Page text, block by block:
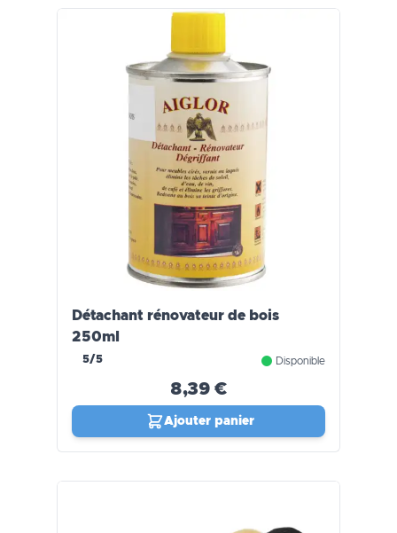
Détachant rénovateur de bois
250ml
5/5 Disponible
8,39 €
Ajouter panier